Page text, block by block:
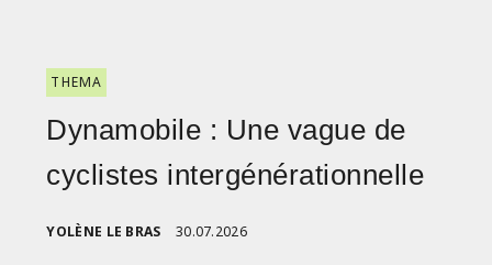
THEMA
Dynamobile : Une vague de
cyclistes intergénérationnelle
YOLÈNE LE BRAS 30.07.2026